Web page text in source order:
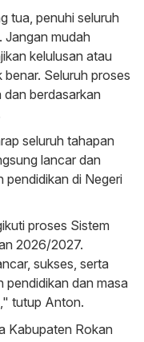
tua, penuhi seluruh
Jangan mudah
kelulusan atau
Seluruh proses
berdasarkan
seluruh tahapan
lancar dan
pendidikan di Negeri
proses Sistem
2026/2027.
sukses, serta
pendidikan dan masa
tutup Anton.
Kabupaten Rokan